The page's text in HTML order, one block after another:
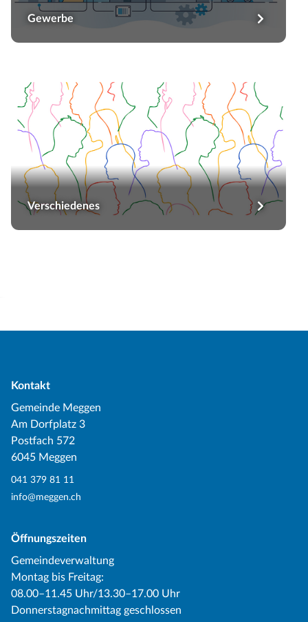
Gewerbe
Verschiedenes
Kontakt
Gemeinde Meggen
Am Dorfplatz 3
Postfach 572
6045 Meggen
041 379 81 11
info@meggen.ch
Öffnungszeiten
Gemeindeverwaltung
Montag bis Freitag:
08.00–11.45 Uhr/13.30–17.00 Uhr
Donnerstagnachmittag geschlossen